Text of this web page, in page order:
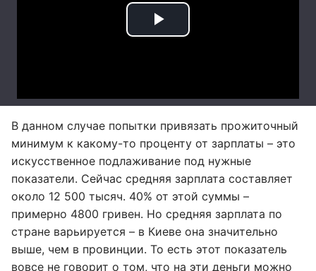
В данном случае попытки привязать прожиточный
минимум к какому-то проценту от зарплаты – это
искусственное подлаживание под нужные
показатели. Сейчас средняя зарплата составляет
около 12 500 тысяч. 40% от этой суммы –
примерно 4800 гривен. Но средняя зарплата по
стране варьируется – в Киеве она значительно
выше, чем в провинции. То есть этот показатель
вовсе не говорит о том, что на эти деньги можно